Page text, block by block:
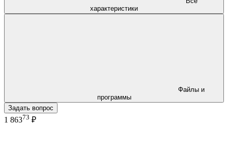
характеристики
программы
Задать вопрос
1 86373 ₽